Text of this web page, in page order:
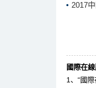
2017
國際在
1、“國